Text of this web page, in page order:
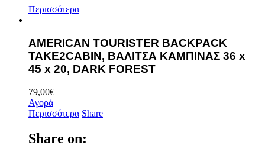
Περισσότερα
AMERICAN TOURISTER BACKPACK
TAKE2CABIN, ΒΑΛΙΤΣΑ ΚΑΜΠΙΝΑΣ 36 x
45 x 20, DARK FOREST
79,00€
Αγορά
Περισσότερα Share
Share on: